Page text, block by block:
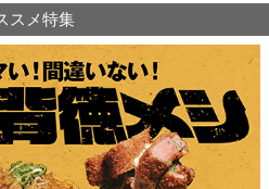
スメ特集